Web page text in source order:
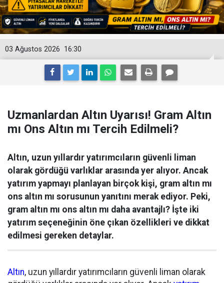
16:30
03 Ağustos 2026
Uzmanlardan Altın Uyarısı! Gram Altın
mı Ons Altın mı Tercih Edilmeli?
Altın, uzun yıllardır yatırımcıların güvenli liman
olarak gördüğü varlıklar arasında yer alıyor. Ancak
yatırım yapmayı planlayan birçok kişi, gram altın mı
ons altın mı sorusunun yanıtını merak ediyor. Peki,
gram altın mı ons altın mı daha avantajlı? İşte iki
yatırım seçeneğinin öne çıkan özellikleri ve dikkat
edilmesi gereken detaylar.
Altın, uzun yıllardır yatırımcıların güvenli liman olarak